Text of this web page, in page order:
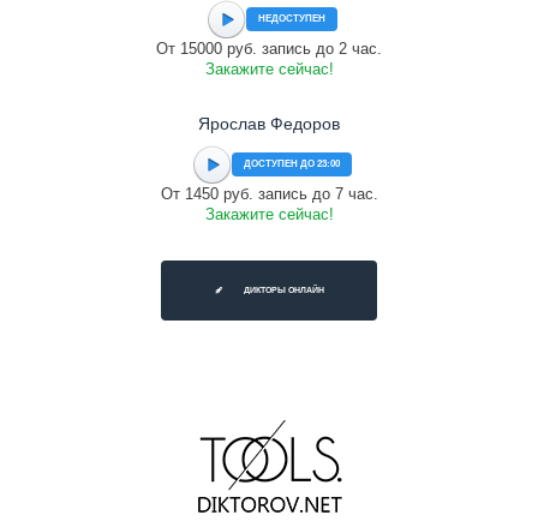
НЕДОСТУПЕН
От 15000 руб. запись до 2 час.
Закажите сейчас!
Ярослав Федоров
ДОСТУПЕН ДО 23:00
От 1450 руб. запись до 7 час.
Закажите сейчас!
ДИКТОРЫ ОНЛАЙН